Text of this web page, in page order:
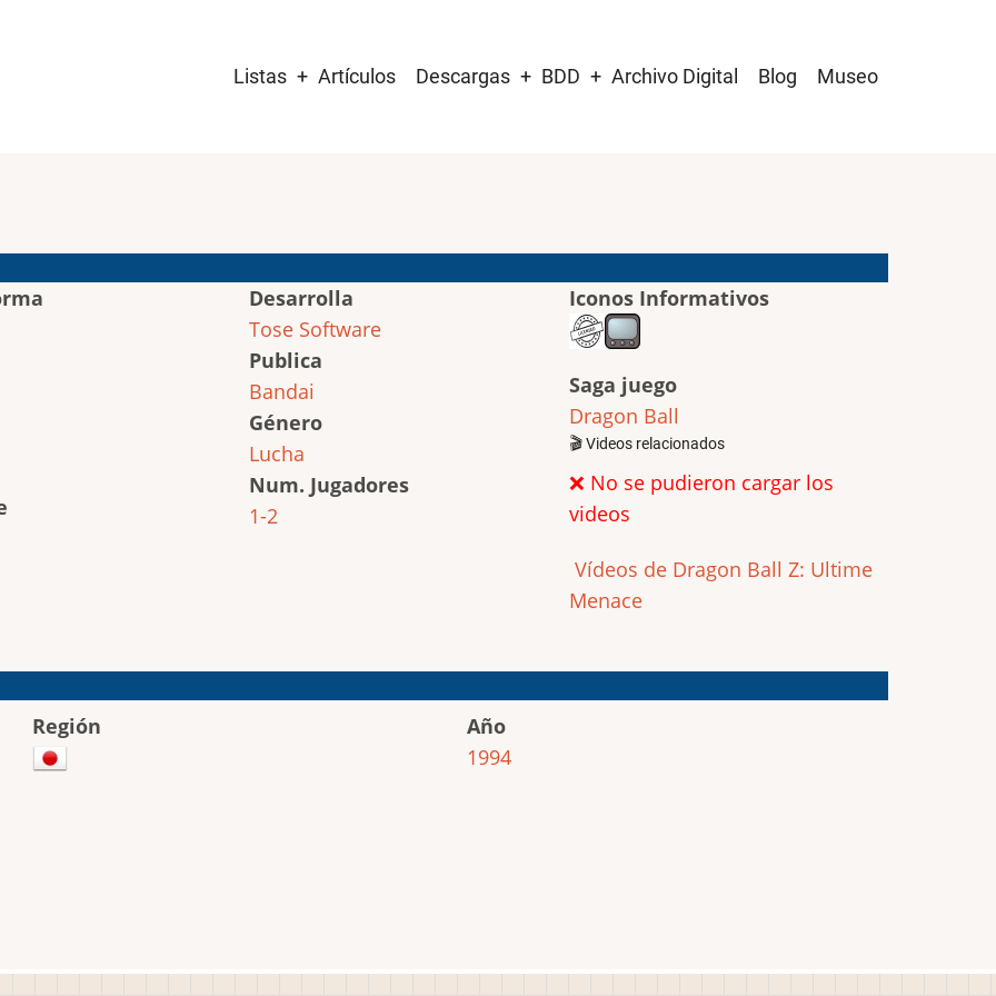
navigation
Listas Artículos Descargas BDD Archivo Digital Blog Museo
Desarrolla
Tose Software
Publica
Bandai
Género
Lucha
Num. Jugadores
1-2
Iconos Informativos
Saga juego
Dragon Ball
🎬 Videos relacionados
❌ No se pudieron cargar los
videos
Vídeos de Dragon Ball Z: Ultime
Menace
Región
Año
1994